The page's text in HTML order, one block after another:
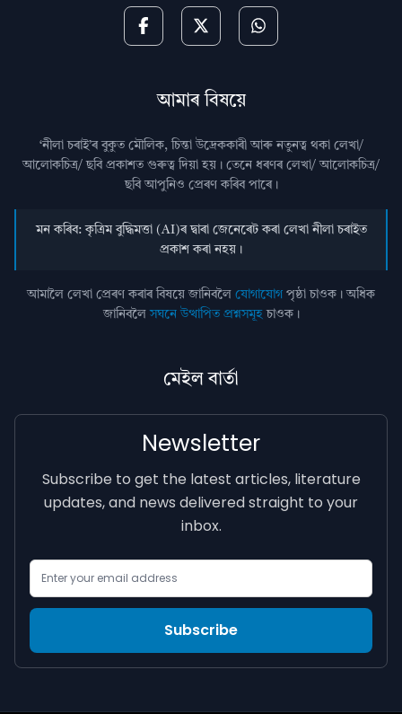
আমাৰ বিষয়ে
‘নীলা চৰাই’ৰ বুকুত মৌলিক, চিন্তা উদ্রেককাৰী আৰু নতুনত্ব থকা লেখা/
আলোকচিত্ৰ/ ছবি প্রকাশত গুৰুত্ব দিয়া হয়। তেনে ধৰণৰ লেখা/ আলোকচিত্ৰ/
ছবি আপুনিও প্রেৰণ কৰিব পাৰে।
মন কৰিব: কৃত্ৰিম বুদ্ধিমত্তা (AI)ৰ দ্বাৰা জেনেৰেট কৰা লেখা নীলা চৰাইত
প্ৰকাশ কৰা নহয়।
আমালৈ লেখা প্ৰেৰণ কৰাৰ বিষয়ে জানিবলৈ যোগাযোগ পৃষ্ঠা চাওক। অধিক
জানিবলৈসঘনে উত্থাপিত প্ৰশ্নসমূহচাওক।
মেইল বাৰ্তা
Newsletter
Subscribe to get the latest articles, literature
updates, and news delivered straight to your
inbox.
Subscribe